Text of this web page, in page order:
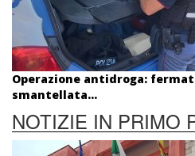
Operazione antidroga:
smantellata...
NOTIZIE IN PRIMO